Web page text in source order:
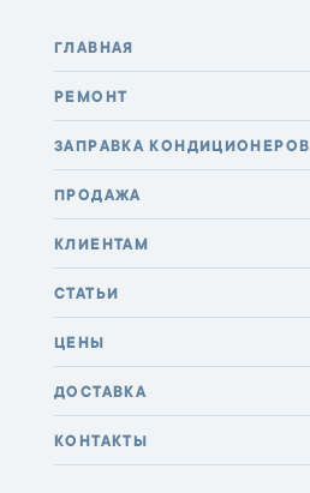
ГЛАВНАЯ
РЕМОНТ
ЗАПРАВКА КОНДИЦИОНЕРОВ
ПРОДАЖА
КЛИЕНТАМ
СТАТЬИ
ЦЕНЫ
ДОСТАВКА
КОНТАКТЫ